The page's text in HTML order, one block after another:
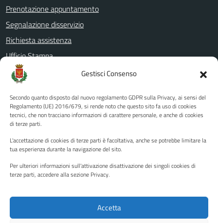
Gestisci Consenso
Secondo quanto disposto dal nuovo regolamento GDPR sulla Privacy, ai sensi del
Regolamento (UE) 2016/679, si rende noto che questo sito fa uso di cookies
tecnici, che non tracciano informazioni di carattere personale, e anche di cookies
di terze parti.
L'accettazione di cookies di terze parti è facoltativa, anche se potrebbe limitare la
tua esperienza durante la navigazione del sito.
Per ulteriori informazioni sull'attivazione disattivazione dei singoli cookies di
terze parti, accedere alla sezione Privacy.
Accetta
Prenotazione appuntamento
Segnalazione disservizio
Richiesta assistenza
Ufficio Stampa
Amministrazione Trasparente
Albo pretorio
Informativa privacy
Note legali
Piano di miglioramento del sito
Instagram